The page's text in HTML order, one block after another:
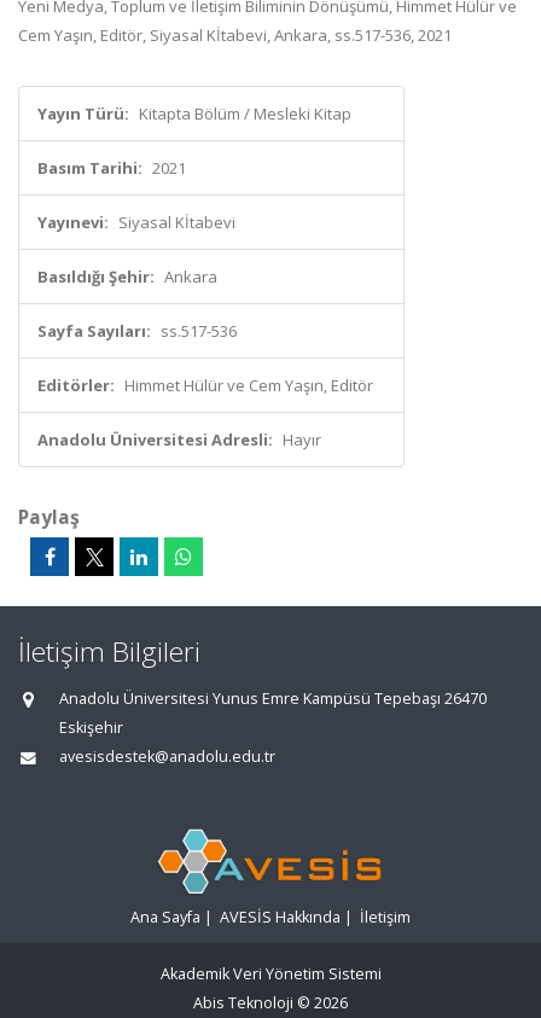
Yeni Medya, Toplum ve İletişim Biliminin Dönüşümü, Himmet Hülür ve
Cem Yaşın, Editör, Siyasal Kİtabevi, Ankara, ss.517-536, 2021
Yayın Türü: Kitapta Bölüm / Mesleki Kitap
Basım Tarihi: 2021
Yayınevi: Siyasal Kİtabevi
Basıldığı Şehir: Ankara
Sayfa Sayıları: ss.517-536
Editörler: Himmet Hülür ve Cem Yaşın, Editör
Anadolu Üniversitesi Adresli: Hayır
Paylaş
İletişim Bilgileri
Anadolu Üniversitesi Yunus Emre Kampüsü Tepebaşı 26470
Eskişehir
avesisdestek@anadolu.edu.tr
Ana Sayfa | AVESİS Hakkında | İletişim
Akademik Veri Yönetim Sistemi
Abis Teknoloji © 2026